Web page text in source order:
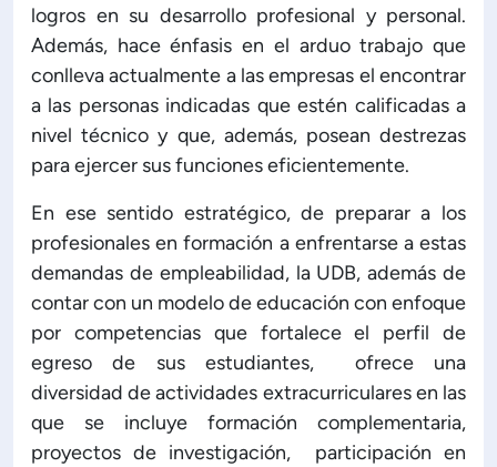
Académica
institucionales
Acreditaciones
de noticias
de tiempo
logros en su desarrollo profesional y personal.
Además, hace énfasis en el arduo trabajo que
conlleva actualmente a las empresas el encontrar
a las personas indicadas que estén calificadas a
nivel técnico y que, además, posean destrezas
para ejercer sus funciones eficientemente.
En ese sentido estratégico, de preparar a los
profesionales en formación a enfrentarse a estas
demandas de empleabilidad, la UDB, además de
contar con un modelo de educación con enfoque
por competencias que fortalece el perfil de
egreso de sus estudiantes, ofrece una
diversidad de actividades extracurriculares en las
que se incluye formación complementaria,
proyectos de investigación, participación en